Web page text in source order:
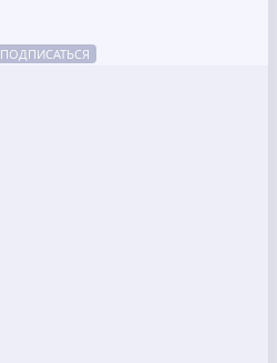
ПОДПИСАТЬСЯ